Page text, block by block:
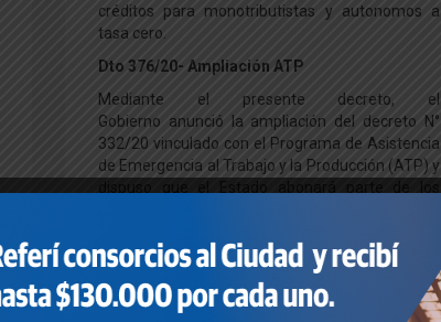
créditos para monotributistas y autonomos a
tasa cero.
Dto 376/20- Ampliación ATP
Mediante el presente decreto, el
Gobierno anunció la ampliación del decreto N°
332/20 vinculado con el Programa de Asistencia
de Emergencia al Trabajo y la Producción (ATP) y
económica por el coronavirus.
Se anunció además que se otorgarán
a monotributistas y autónomos créditos a